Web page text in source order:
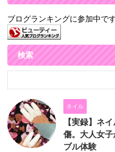
ブログランキングに参加中で
検索
ネイル
【実録】ネ
傷。大人女
ブル体験